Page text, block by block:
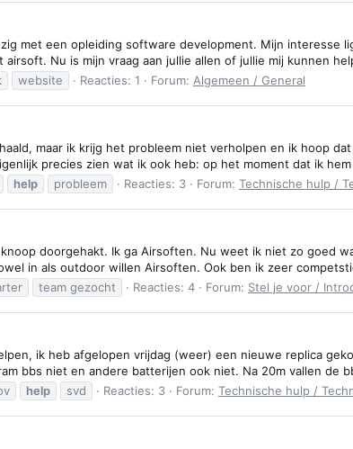
met een opleiding software development. Mijn interesse
Nu is mijn vraag aan jullie allen of jullie mij kunnen
website Reacties: 1 Forum: Algemeen / General
maar ik krijg het probleem niet verholpen en ik hoop
precies zien wat ik ook heb: op het moment dat ik hem
help probleem Reacties: 3 Forum: Technische hulp /
doorgehakt. Ik ga Airsoften. Nu weet ik niet zo goed
in als outdoor willen Airsoften. Ook ben ik zeer
team gezocht Reacties: 4 Forum: Stel je voor /
ik heb afgelopen vrijdag (weer) een nieuwe replica
bbs niet en andere batterijen ook niet. Na 20m vallen de
help svd Reacties: 3 Forum: Technische hulp /